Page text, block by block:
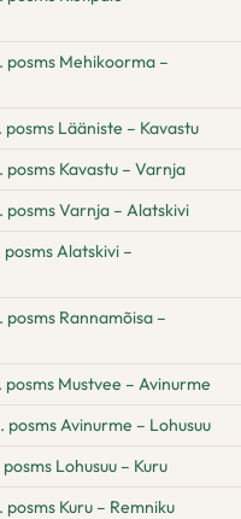
posms Mehikoorma –
posms Lääniste – Kavastu
posms Kavastu – Varnja
posms Varnja – Alatskivi
posms Alatskivi –
posms Rannamõisa –
posms Mustvee – Avinurme
posms Avinurme – Lohusuu
Lohusuu – Kuru
posms Kuru – Remniku